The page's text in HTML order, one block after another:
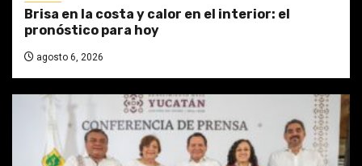
Brisa en la costa y calor en el interior: el
pronóstico para hoy
agosto 6, 2026